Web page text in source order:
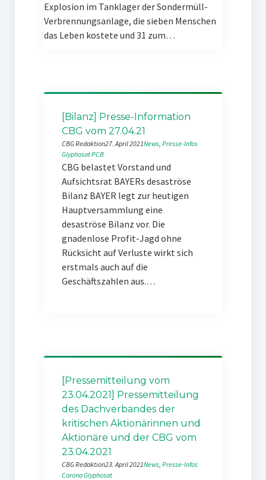
Explosion im Tanklager der Sondermüll-
Verbrennungsanlage, die sieben Menschen
das Leben kostete und 31 zum…
[Bilanz] Presse-Information
CBG vom 27.04.21
CBG Redaktion27. April 2021News, Presse-Infos
GlyphosatPCB
CBG belastet Vorstand und
Aufsichtsrat BAYERs desaströse
Bilanz BAYER legt zur heutigen
Hauptversammlung eine
desaströse Bilanz vor. Die
gnadenlose Profit-Jagd ohne
Rücksicht auf Verluste wirkt sich
erstmals auch auf die
Geschäftszahlen aus.…
[Pressemitteilung vom
23.04.2021] Pressemitteilung
des Dachverbandes der
kritischen Aktionärinnen und
Aktionäre und der CBG vom
23.04.2021
CBG Redaktion23. April 2021News, Presse-Infos
CoronaGlyphosat